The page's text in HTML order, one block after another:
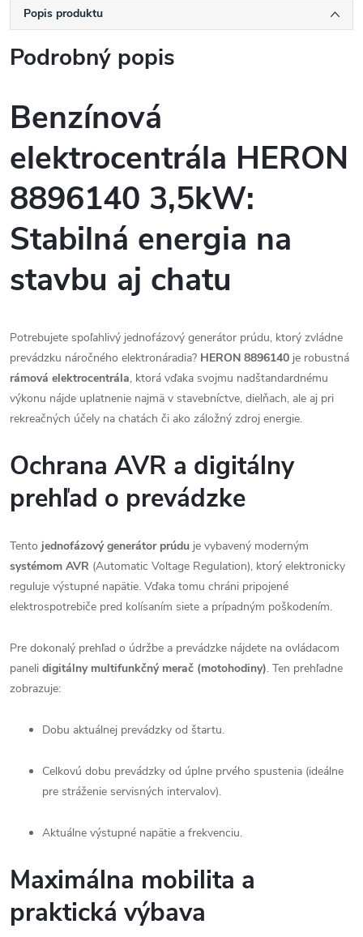
Popis produktu
Podrobný popis
Benzínová
elektrocentrála HERON
8896140 3,5kW:
Stabilná energia na
stavbu aj chatu
Potrebujete spoľahlivý jednofázový generátor prúdu, ktorý zvládne
prevádzku náročného elektronáradia? HERON 8896140 je robustná
rámová elektrocentrála, ktorá vďaka svojmu nadštandardnému
výkonu nájde uplatnenie najmä v stavebníctve, dielňach, ale aj pri
rekreačných účely na chatách či ako záložný zdroj energie.
Ochrana AVR a digitálny
prehľad o prevádzke
Tento jednofázový generátor prúdu je vybavený moderným
systémom AVR (Automatic Voltage Regulation), ktorý elektronicky
reguluje výstupné napätie. Vďaka tomu chráni pripojené
elektrospotrebiče pred kolísaním siete a prípadným poškodením.
Pre dokonalý prehľad o údržbe a prevádzke nájdete na ovládacom
paneli digitálny multifunkčný merač (motohodiny). Ten prehľadne
zobrazuje:
Dobu aktuálnej prevádzky od štartu.
Celkovú dobu prevádzky od úplne prvého spustenia (ideálne
pre stráženie servisných intervalov).
Aktuálne výstupné napätie a frekvenciu.
Maximálna mobilita a
praktická výbava